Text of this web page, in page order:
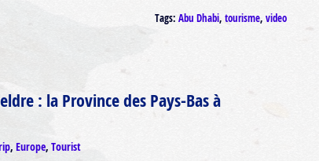
Tags: Abu Dhabi, tourisme, video
: la Province des Pays-Bas à
, Europe, Tourist